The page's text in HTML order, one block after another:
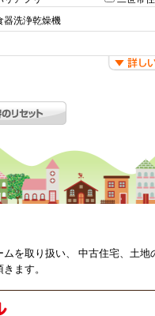
器洗浄乾燥機
を取り扱い、 中古住宅、土地
ます。